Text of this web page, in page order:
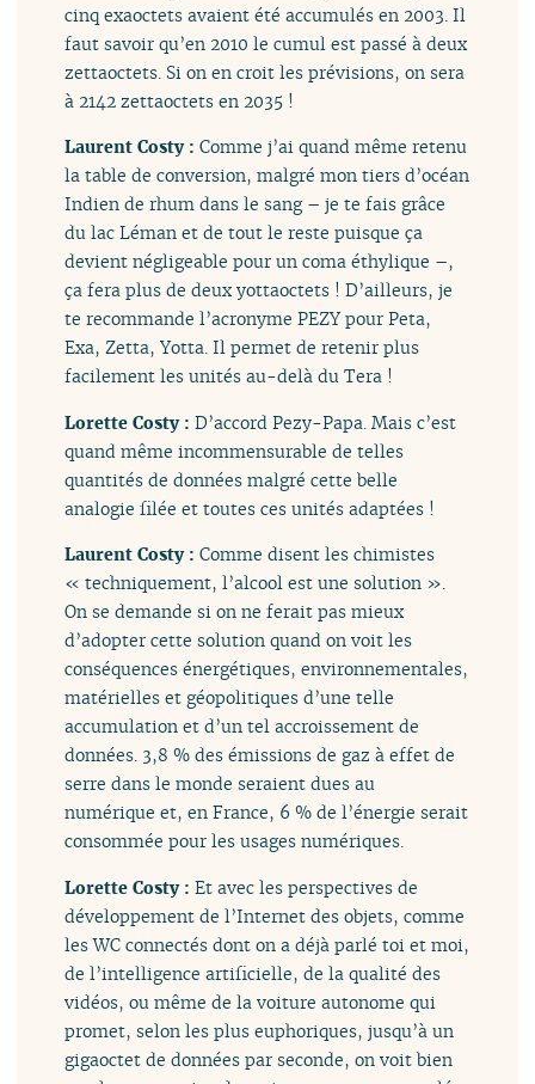
cinq exaoctets avaient été accumulés en 2003. Il
faut savoir qu’en 2010 le cumul est passé à deux
zettaoctets. Si on en croit les prévisions, on sera
à 2142 zettaoctets en 2035 !
Laurent Costy :Comme j’ai quand même retenu
la table de conversion, malgré mon tiers d’océan
Indien de rhum dans le sang – je te fais grâce
du lac Léman et de tout le reste puisque ça
devient négligeable pour un coma éthylique –,
ça fera plus de deux yottaoctets ! D’ailleurs, je
te recommande l’acronyme PEZY pour Peta,
Exa, Zetta, Yotta. Il permet de retenir plus
facilement les unités au-delà du Tera !
Lorette Costy :D’accord Pezy-Papa. Mais c’est
quand même incommensurable de telles
quantités de données malgré cette belle
analogie filée et toutes ces unités adaptées !
Laurent Costy :Comme disent les chimistes
« techniquement, l’alcool est une solution ».
On se demande si on ne ferait pas mieux
d’adopter cette solution quand on voit les
conséquences énergétiques, environnementales,
matérielles et géopolitiques d’une telle
accumulation et d’un tel accroissement de
données. 3,8 % des émissions de gaz à effet de
serre dans le monde seraient dues au
numérique et, en France, 6 % de l’énergie serait
consommée pour les usages numériques.
Lorette Costy :Et avec les perspectives de
développement de l’Internet des objets, comme
les WC connectés dont on a déjà parlé toi et moi,
de l’intelligence artificielle, de la qualité des
vidéos, ou même de la voiture autonome qui
promet, selon les plus euphoriques, jusqu’à un
gigaoctet de données par seconde, on voit bien